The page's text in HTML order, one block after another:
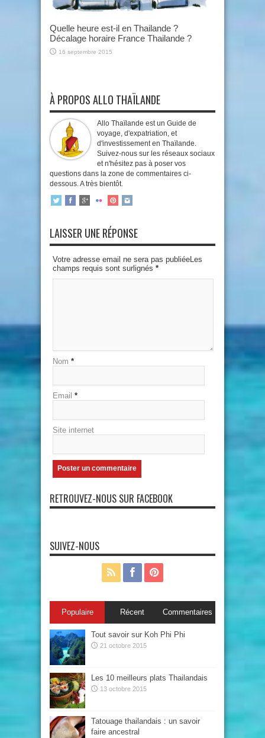
Quelle heure est-il en Thailande ?
Décalage horaire France Thailande ?
16 septembre 2015
À PROPOS ALLO THAÏLANDE
Allo Thaïlande est un Guide de
voyage, d'expatriation, et
d'investissement en Thaïlande.
Suivez-nous sur les réseaux sociaux
et n'hésitez pas à poser vos
questions dans la zone de commentaires ci-
dessous. A très bientôt.
LAISSER UNE RÉPONSE
Votre adresse email ne sera pas publiéeLes
champs requis sont surlignés *
Nom *
Email *
Site internet
RETROUVEZ-NOUS SUR FACEBOOK
SUIVEZ-NOUS
Populaire Récent Commentaires
Tout savoir sur Koh Phi Phi
21 octobre 2015
Les 10 meilleurs plats Thailandais
13 octobre 2015
Tatouage thailandais : un savoir
faire ancestral